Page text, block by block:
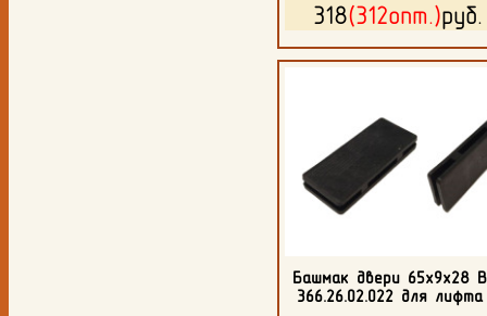
318(312опт.)
Башмак двери 65х9х28
366.26.02.022 для